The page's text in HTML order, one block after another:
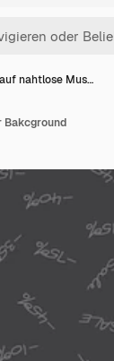
nahtlose Mus…